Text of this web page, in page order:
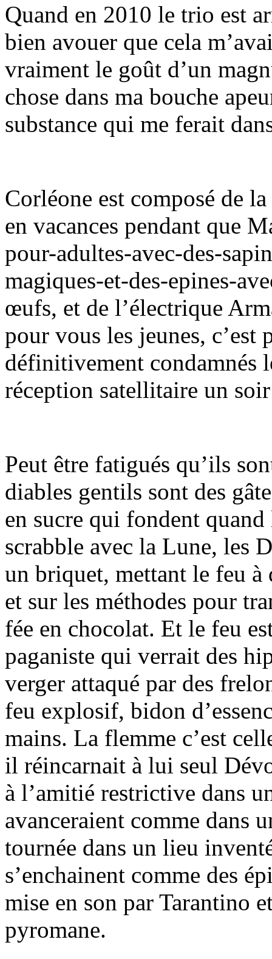
Quand en 2010 le trio est
bien avouer que cela
vraiment le goût d’un
chose dans ma bouche
substance qui me ferait
Corléone est composé de
en vacances pendant que
pour-adultes-avec-des-
magiques-et-des-epines-
œufs, et de l’électrique
pour vous les jeunes, c’est
définitivement condamnés
réception satellitaire un
Peut être fatigués qu’ils
diables gentils sont des
en sucre qui fondent
scrabble avec la Lune, les
un briquet, mettant le feu à
et sur les méthodes pour
fée en chocolat. Et le feu
paganiste qui verrait des
verger attaqué par des
feu explosif, bidon
mains. La flemme c’est
il réincarnait à lui seul
à l’amitié restrictive dans
avanceraient comme dans
tournée dans un lieu
s’enchainent comme des
mise en son par Tarantino
pyromane.